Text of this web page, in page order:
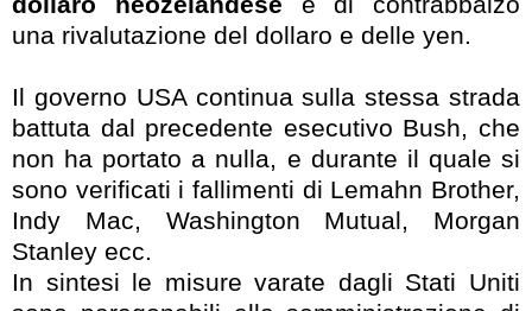
una rivalutazione del dollaro e delle yen.
Il governo USA continua sulla stessa strada
battuta dal precedente esecutivo Bush, che
non ha portato a nulla, e durante il quale si
sono verificati i fallimenti di Lemahn Brother,
Indy Mac, Washington Mutual, Morgan
Stanley ecc.
In sintesi le misure varate dagli Stati Uniti